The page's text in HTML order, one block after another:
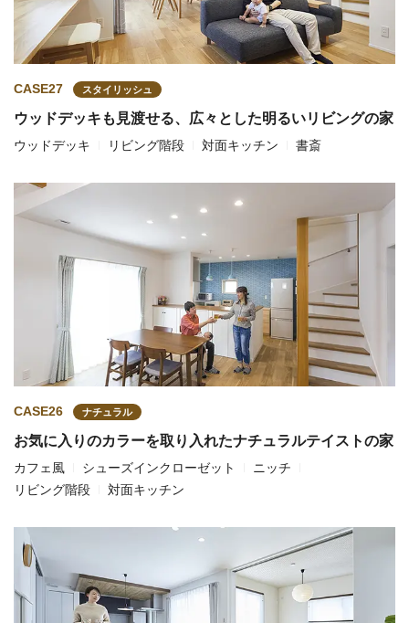
CASE27 スタイリッシュ
ウッドデッキも見渡せる、広々とした明るいリビングの家
ウッドデッキ リビング階段 対面キッチン 書斎
CASE26 ナチュラル
お気に入りのカラーを取り入れたナチュラルテイストの家
カフェ風 シューズインクローゼット
ニッチ
リビング階段
対面キッチン